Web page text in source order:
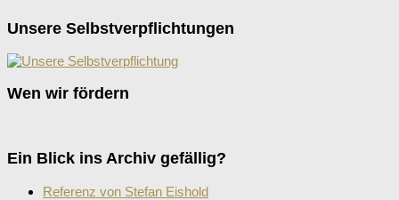
Unsere Selbstverpflichtungen
Wen wir fördern
Ein Blick ins Archiv gefällig?
Referenz von Stefan Eishold